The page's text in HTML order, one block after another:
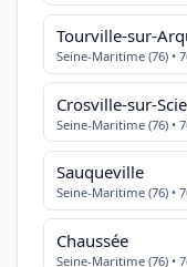
Tourville-sur-
Seine-Maritime (76) •
Crosville-sur-Scie
Seine-Maritime (76) •
Sauqueville
Seine-Maritime (76) •
Chaussée
Seine-Maritime (76) •